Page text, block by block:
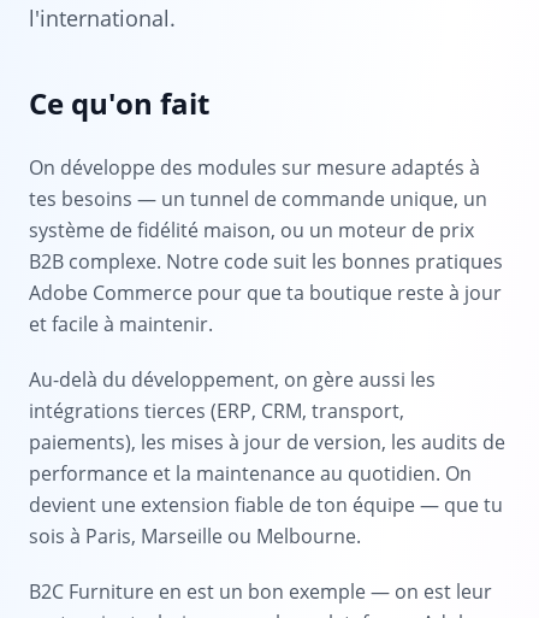
l'international.
Ce qu'on fait
On développe des modules sur mesure adaptés à
tes besoins — un tunnel de commande unique, un
système de fidélité maison, ou un moteur de prix
B2B complexe. Notre code suit les bonnes pratiques
Adobe Commerce pour que ta boutique reste à jour
et facile à maintenir.
Au-delà du développement, on gère aussi les
intégrations tierces (ERP, CRM, transport,
paiements), les mises à jour de version, les audits de
performance et la maintenance au quotidien. On
devient une extension fiable de ton équipe — que tu
sois à Paris, Marseille ou Melbourne.
B2C Furniture en est un bon exemple — on est leur